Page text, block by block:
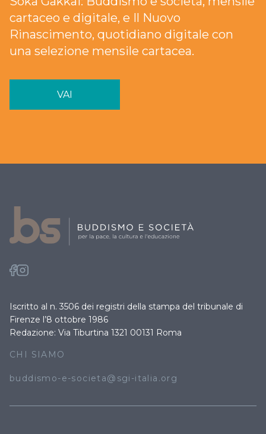
cartaceo e digitale, e Il Nuovo
Rinascimento, quotidiano digitale con
una selezione mensile cartacea.
VAI
Iscritto al n. 3506 dei registri della stampa del tribunale di
Firenze l’8 ottobre 1986
Redazione: Via Tiburtina 1321 00131 Roma
CHI SIAMO
buddismo-e-societa@sgi-italia.org